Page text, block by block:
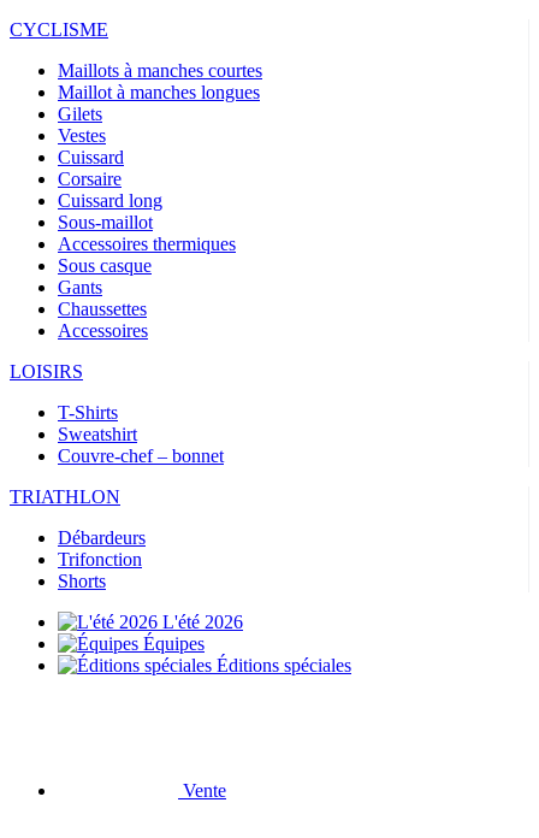
CYCLISME
Maillots à manches courtes
Maillot à manches longues
Gilets
Vestes
Cuissard
Corsaire
Cuissard long
Sous-maillot
Accessoires thermiques
Sous casque
Gants
Chaussettes
Accessoires
LOISIRS
T-Shirts
Sweatshirt
Couvre-chef – bonnet
TRIATHLON
Débardeurs
Trifonction
Shorts
L'été 2026
Équipes
Éditions spéciales